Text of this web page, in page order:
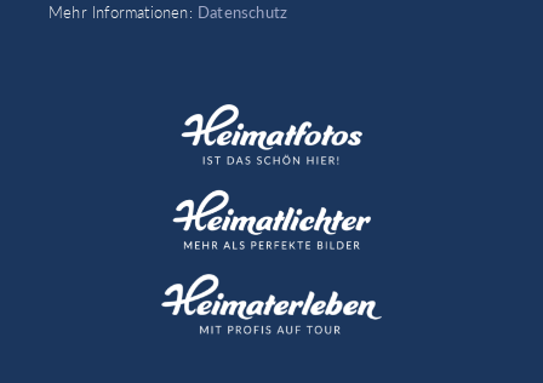
Mehr Informationen: Datenschutz